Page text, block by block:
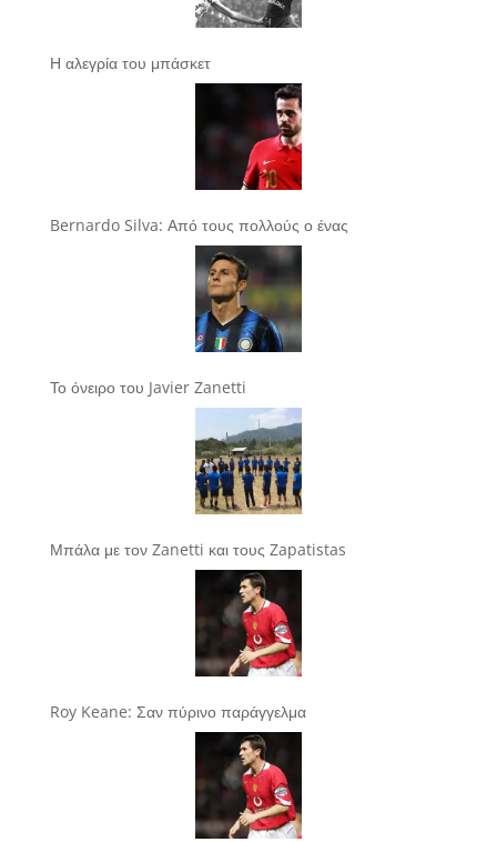
Η αλεγρία του μπάσκετ
Bernardo Silva: Από τους πολλούς ο ένας
Το όνειρο του Javier Zanetti
Μπάλα με τον Zanetti και τους Zapatistas
Roy Keane: Σαν πύρινο παράγγελμα